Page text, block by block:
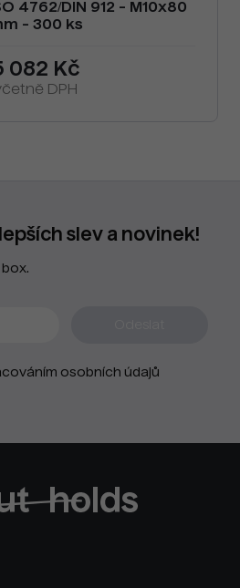
4762/DIN 912 - M10x80
- 300 ks
082 Kč
DPH
slev a novinek!
osobních údajů